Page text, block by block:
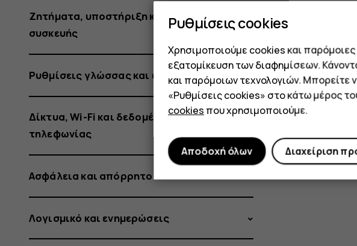
Ζητήματα, υποστήριξη και πληροφορίες
συσκευής
Ρυθμίσεις γλώσσας και εισαγωγής
Δίκτυα, Wi-Fi και δεδομένα κινητής
τηλεφωνίας
Ασφάλεια και απόρρητο
Λογισμικό και ενημερώσεις
Ρυθμίσεις cookies
Χρησιμοποιούμε cookies και παρόμοιες
εξατομίκευση των διαφημίσεων.
και παρόμοιων τεχνολογιών. Μπορείτε
«Ρυθμίσεις cookies» στο κάτω μέρος
cookies που χρησιμοποιούμε.
Διαχείριση
Αποδοχή όλων